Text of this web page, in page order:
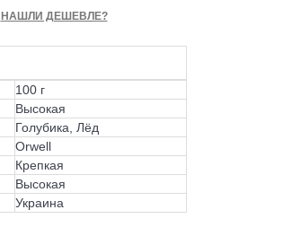
НАШЛИ ДЕШЕВЛЕ?
100 г
Высокая
Голубика, Лёд
Orwell
Крепкая
Высокая
Украина